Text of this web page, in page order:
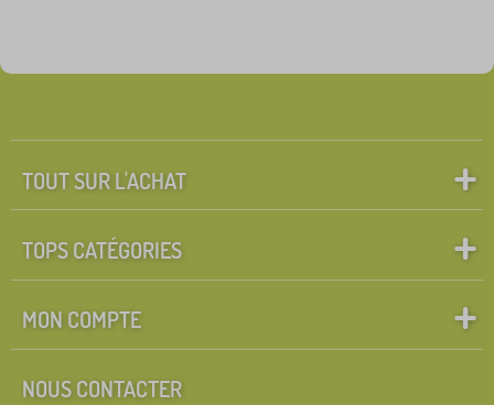
TOUT SUR L'ACHAT
TOPS CATÉGORIES
MON COMPTE
NOUS CONTACTER